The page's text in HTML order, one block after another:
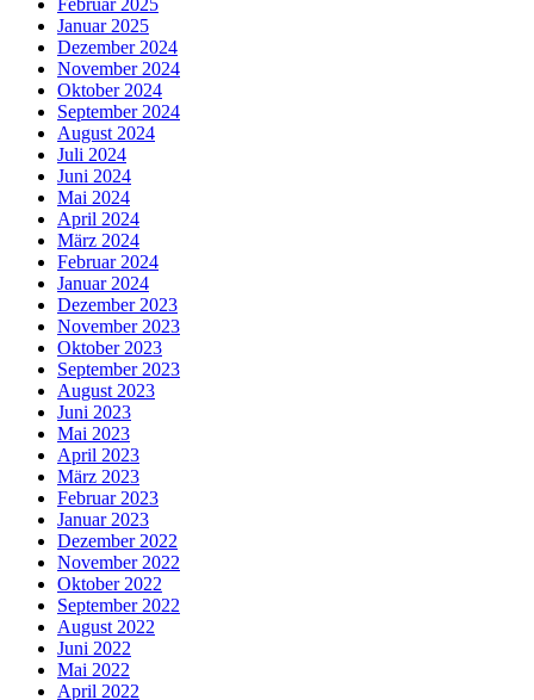
Februar 2025
Januar 2025
Dezember 2024
November 2024
Oktober 2024
September 2024
August 2024
Juli 2024
Juni 2024
Mai 2024
April 2024
März 2024
Februar 2024
Januar 2024
Dezember 2023
November 2023
Oktober 2023
September 2023
August 2023
Juni 2023
Mai 2023
April 2023
März 2023
Februar 2023
Januar 2023
Dezember 2022
November 2022
Oktober 2022
September 2022
August 2022
Juni 2022
Mai 2022
April 2022